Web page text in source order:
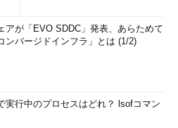
があり、等間隔性もあるものの、
示してい“ない”」という特徴があ
はできないので、注意が必要で
ってなじみのある温度（図2）を
アが「EVO SDDC」発表、あらためて
ンバージドインフラ」とは (1/2)
実行中のプロセスはどれ？ lsofコマン